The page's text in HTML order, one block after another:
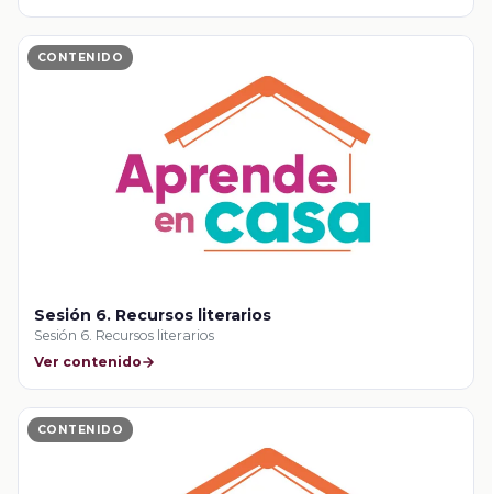
CONTENIDO
Sesión 6. Recursos literarios
Sesión 6. Recursos literarios
Ver contenido
CONTENIDO